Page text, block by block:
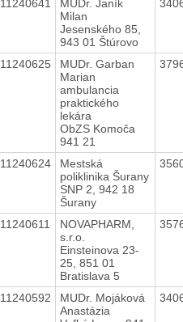
11240641
MUDr. Janík
Milan
Jesenského 85,
943 01 Štúrovo
11240625
MUDr. Garban
Marian
ambulancia
praktického
lekára
ObZS Komoča
941 21
11240624
Mestská
poliklinika Šurany
SNP 2, 942 18
Šurany
11240611
NOVAPHARM,
s.r.o.
Einsteinova 23-
25, 851 01
Bratislava 5
11240592
MUDr. Mojáková
Anastázia